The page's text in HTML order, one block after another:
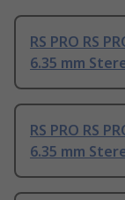
RS PRO RS
6.35 mm
RS PRO RS
6.35 mm